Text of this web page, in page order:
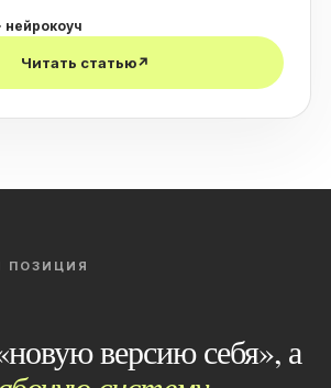
нейрокоуч
Читать статью↗
ПОЗИЦИЯ
версию себя», а